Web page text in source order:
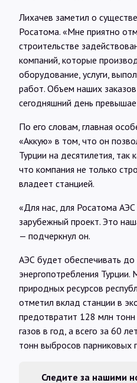
Лихачев заметил о
Росатома. «Мне приятно
строительстве
компаний, которые
оборудование, услуги,
работ. Объем наших
сегодняшний день
По его словам, главная
«Аккую» в том, что он
Турции на десятилетия, так
что компания не только
владеет станцией.
«Для нас, для Росатома
зарубежный проект. Это
— подчеркнул он.
АЭС будет обеспечивать до
энергопотребления Турции.
природных ресурсов
отметил вклад станции в
предотвратит 128 млн
газов в год, а всего за 60
тонн выбросов парниковых
Следите за нашими